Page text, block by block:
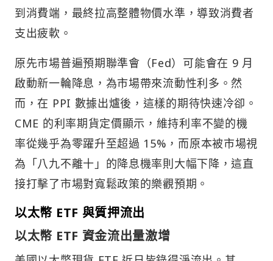
到消費端，最終拉高整體物價水準，導致消費者
支出疲軟。
原先市場普遍預期聯準會（Fed）可能會在 9 月
啟動新一輪降息，為市場帶來流動性利多。然
而，在 PPI 數據出爐後，這樣的期待快速冷卻。
CME 的利率期貨定價顯示，維持利率不變的機
率從幾乎為零躍升至超過 15%，而原本被市場視
為「八九不離十」的降息機率則大幅下降，這直
接打擊了市場對寬鬆政策的樂觀預期。
以太幣 ETF 與質押流出
以太幣 ETF 資金流出量激增